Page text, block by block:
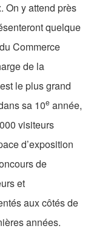
On y attend près
quelque
Commerce
de la
le plus grand
sa 10e année,
visiteurs
d’exposition
de
et
aux côtés de
années.